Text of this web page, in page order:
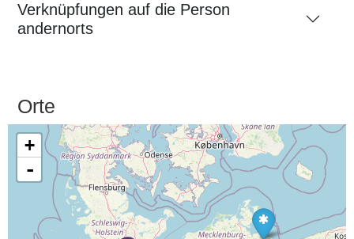
Verknüpfungen auf die Person
andernorts
Orte
+
-